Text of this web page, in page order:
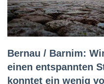
Bernau / Barnim:
einen entspannten
konntet ein wenig